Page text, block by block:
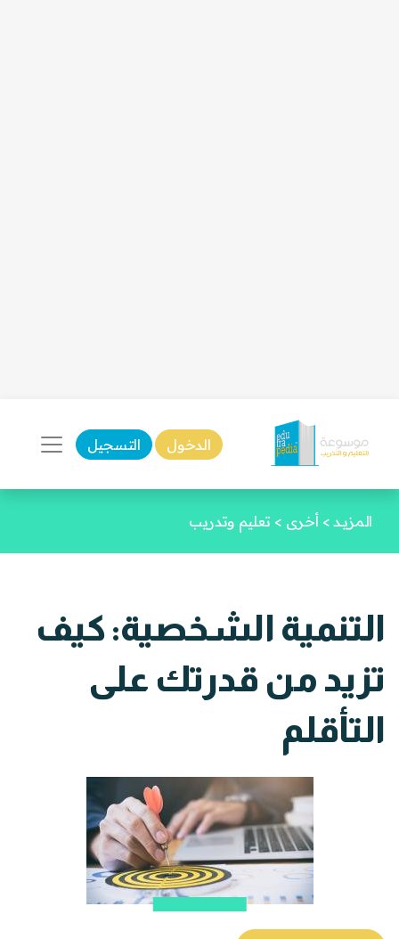
الدخول التسجيل
المزيـد > أخرى > تعليم وتدريب
التنمية الشخصية: كيف
تزيد من قدرتك على
التأقلم